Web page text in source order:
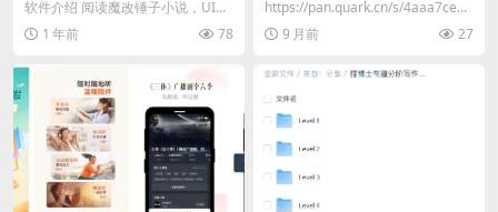
1000+书源
软件介绍 阅读魔改锤子小说，UI简
洁好用。无广告含1000+书源。全
网小说免费看...
1 年前 78
语法+KET+PET)
https://pan.quark.cn/s/4aaa7ceec
80d
9 月前 27